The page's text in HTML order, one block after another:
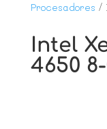
Procesadores /
Intel
4650